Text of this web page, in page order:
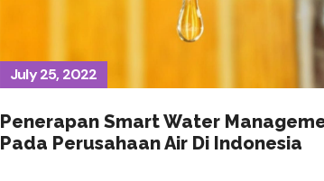
July 25, 2022
Penerapan Smart Water
Pada Perusahaan Air Di Indonesia